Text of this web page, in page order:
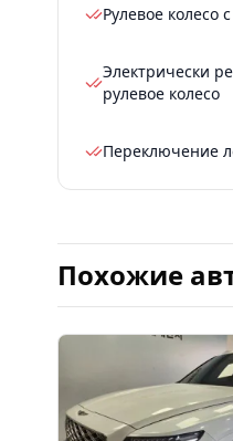
Рулевое колесо
Электрически
рулевое колесо
Переключение
Похожие